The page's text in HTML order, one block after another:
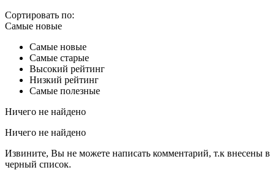
Сортировать по:
Самые новые
Самые новые
Самые старые
Высокий рейтинг
Низкий рейтинг
Самые полезные
Ничего не найдено
Ничего не найдено
Извините, Вы не можете написать комментарий, т.к внесены в
черный список.